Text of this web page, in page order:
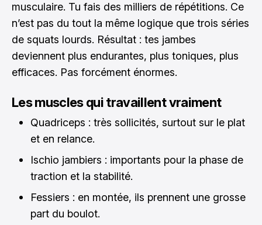
musculaire. Tu fais des milliers de répétitions. Ce
n’est pas du tout la même logique que trois séries
de squats lourds. Résultat : tes jambes
deviennent plus endurantes, plus toniques, plus
efficaces. Pas forcément énormes.
Les muscles qui travaillent vraiment
Quadriceps : très sollicités, surtout sur le plat
et en relance.
Ischio jambiers : importants pour la phase de
traction et la stabilité.
Fessiers : en montée, ils prennent une grosse
part du boulot.